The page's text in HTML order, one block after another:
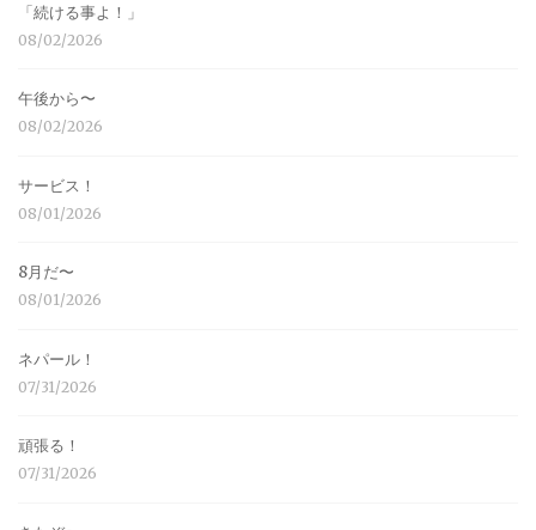
「続ける事よ！」
08/02/2026
午後から〜
08/02/2026
サービス！
08/01/2026
8月だ〜
08/01/2026
ネパール！
07/31/2026
頑張る！
07/31/2026